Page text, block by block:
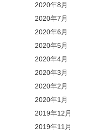
2020年8月
2020年7月
2020年6月
2020年5月
2020年4月
2020年3月
2020年2月
2020年1月
2019年12月
2019年11月